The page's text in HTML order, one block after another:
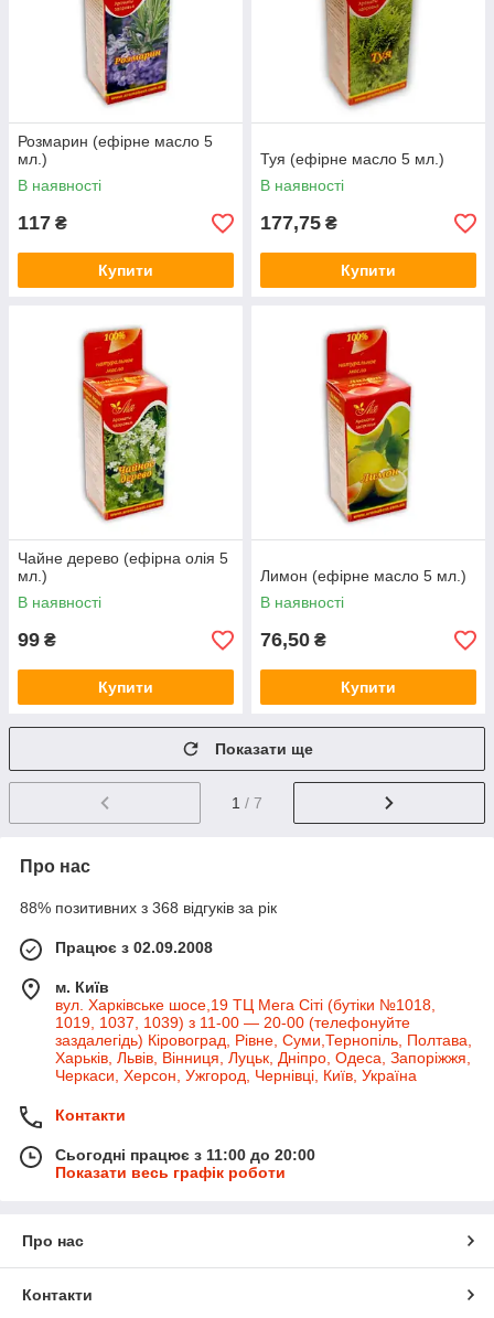
Розмарин (ефірне масло 5
мл.)
В наявності
117 ₴
Купити
Туя (ефірне масло 5 мл.)
В наявності
177,75 ₴
Купити
Чайне дерево (ефірна олія 5
мл.)
В наявності
99 ₴
Купити
Лимон (ефірне масло 5 мл.)
В наявності
76,50 ₴
Купити
Показати ще
1 / 7
Про нас
88% позитивних з 368 відгуків за рік
Працює з 02.09.2008
м. Київ
вул. Харківське шосе,19 ТЦ Мега Сіті (бутіки №1018,
1019, 1037, 1039) з 11-00 — 20-00 (телефонуйте
заздалегідь) Кіровоград, Рівне, Суми,Тернопіль, Полтава,
Харьків, Львів, Вінниця, Луцьк, Дніпро, Одеса, Запоріжжя,
Черкаси, Херсон, Ужгород, Чернівці, Київ, Україна
Контакти
Сьогодні працює з 11:00 до 20:00
Показати весь графік роботи
Про нас
Контакти